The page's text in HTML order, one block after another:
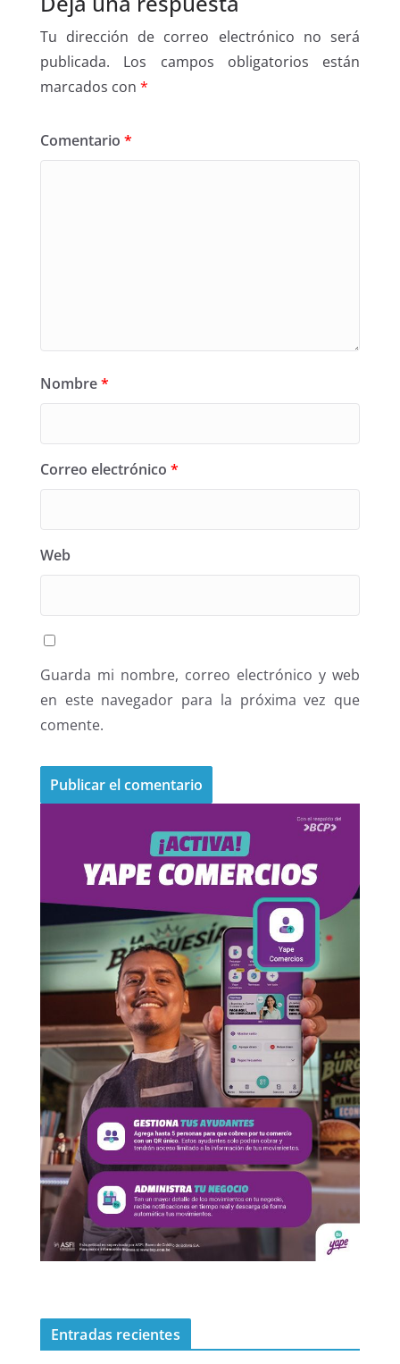
Tu dirección de correo electrónico no será
publicada.
Los campos obligatorios están
marcados con *
Comentario *
Nombre*
Correo electrónico *
Web
Guarda mi nombre, correo electrónico y web
en este navegador para la próxima vez que
comente.
Entradas recientes